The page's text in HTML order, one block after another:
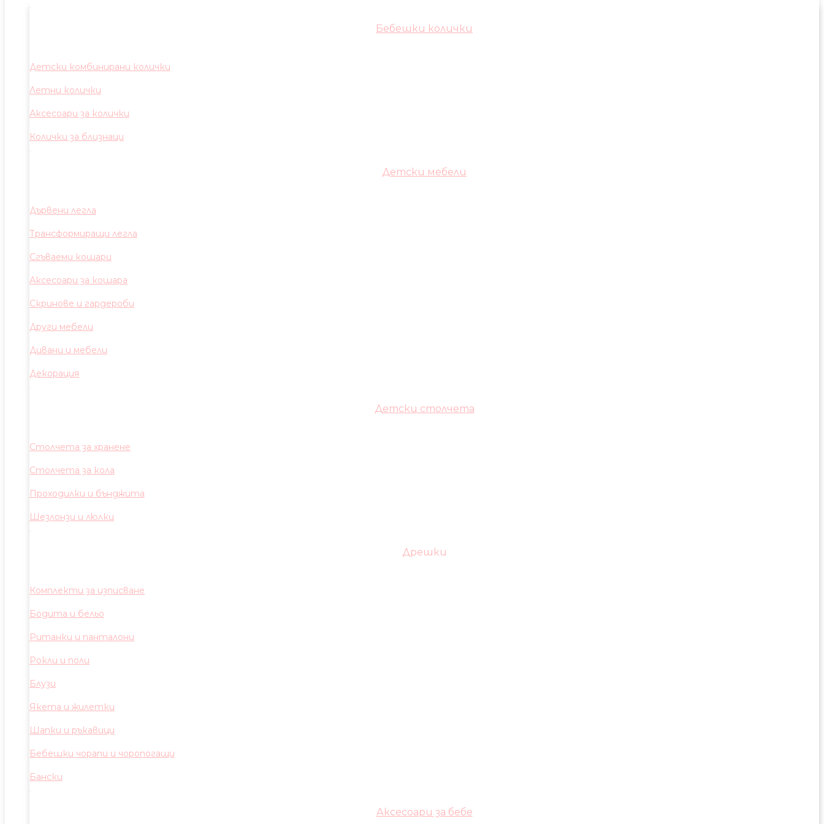
Бебешки колички
Детски комбинирани колички
Летни колички
Аксесоари за колички
Колички за близнаци
Детски мебели
Дървени легла
Трансформиращи легла
Сгъваеми кошари
Аксесоари за кошара
Скринове и гардероби
Други мебели
Дивани и мебели
Декорация
Детски столчета
Столчета за хранене
Столчета за кола
Проходилки и бънджита
Шезлонзи и люлки
Дрешки
Комплекти за изписване
Бодита и бельо
Ританки и панталони
Рокли и поли
Блузи
Якета и жилетки
Шапки и ръкавици
Бебешки чорапи и чоропогащи
Бански
Аксесоари за бебе